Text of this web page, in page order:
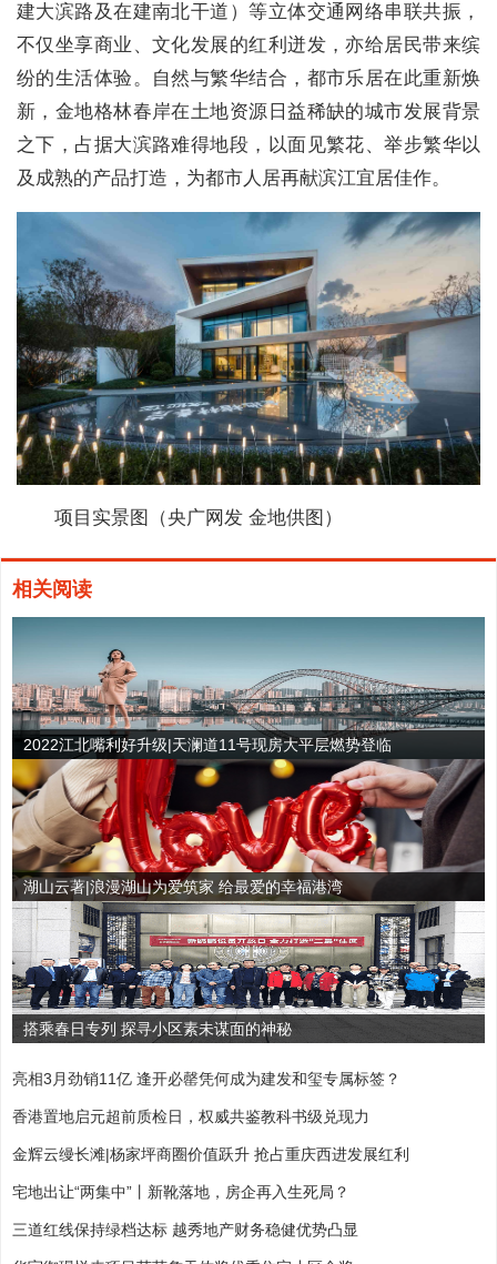
建大滨路及在建南北干道）等立体交通网络串联共振，
不仅坐享商业、文化发展的红利迸发，亦给居民带来缤
纷的生活体验。自然与繁华结合，都市乐居在此重新焕
新，金地格林春岸在土地资源日益稀缺的城市发展背景
之下，占据大滨路难得地段，以面见繁花、举步繁华以
及成熟的产品打造，为都市人居再献滨江宜居佳作。
项目实景图（央广网发 金地供图）
相关阅读
2022江北嘴利好升级|天澜道11号现房大平层燃势登临
湖山云著|浪漫湖山为爱筑家 给最爱的幸福港湾
搭乘春日专列 探寻小区素未谋面的神秘
亮相3月劲销11亿 逢开必罄凭何成为建发和玺专属标签？
香港置地启元超前质检日，权威共鉴教科书级兑现力
金辉云缦长滩|杨家坪商圈价值跃升 抢占重庆西进发展红利
宅地出让“两集中”丨新靴落地，房企再入生死局？
三道红线保持绿档达标 越秀地产财务稳健优势凸显